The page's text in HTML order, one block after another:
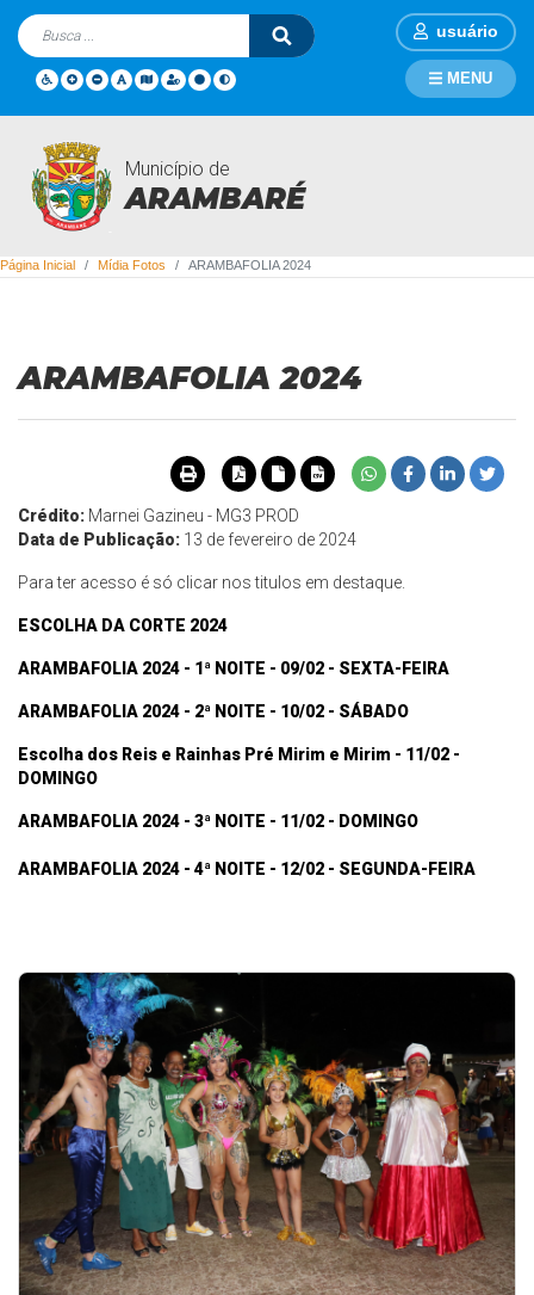
usuário
Município de
ARAMBARÉ
MENU
Mídia Fotos
Página Inicial Mídia Fotos ARAMBAFOLIA 2024
ARAMBAFOLIA 2024
Crédito: Marnei Gazineu - MG3 PROD
Data de Publicação: 13 de fevereiro de 2024
Para ter acesso é só clicar nos titulos em destaque.
ESCOLHA DA CORTE 2024
ARAMBAFOLIA 2024 - 1ª NOITE - 09/02 - SEXTA-FEIRA
ARAMBAFOLIA 2024 - 2ª NOITE - 10/02 - SÁBADO
Escolha dos Reis e Rainhas Pré Mirim e Mirim - 11/02 -
DOMINGO
ARAMBAFOLIA 2024 - 3ª NOITE - 11/02 - DOMINGO
ARAMBAFOLIA 2024 - 4ª NOITE - 12/02 - SEGUNDA-FEIRA